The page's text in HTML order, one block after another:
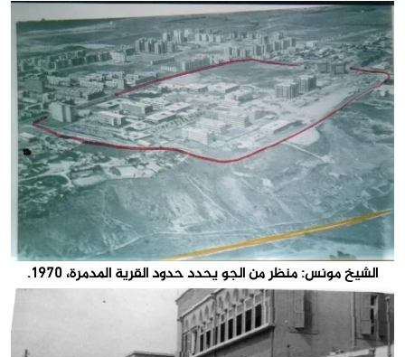
الشيخ مونس: منظر من الجو يحدد حدود القرية المدمرة، 1970.